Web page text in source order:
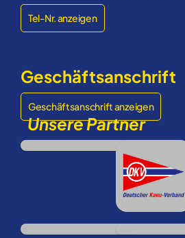
Tel-Nr. anzeigen
Geschäftsanschrift
Geschäftsanschrift anzeigen
Unsere Partner